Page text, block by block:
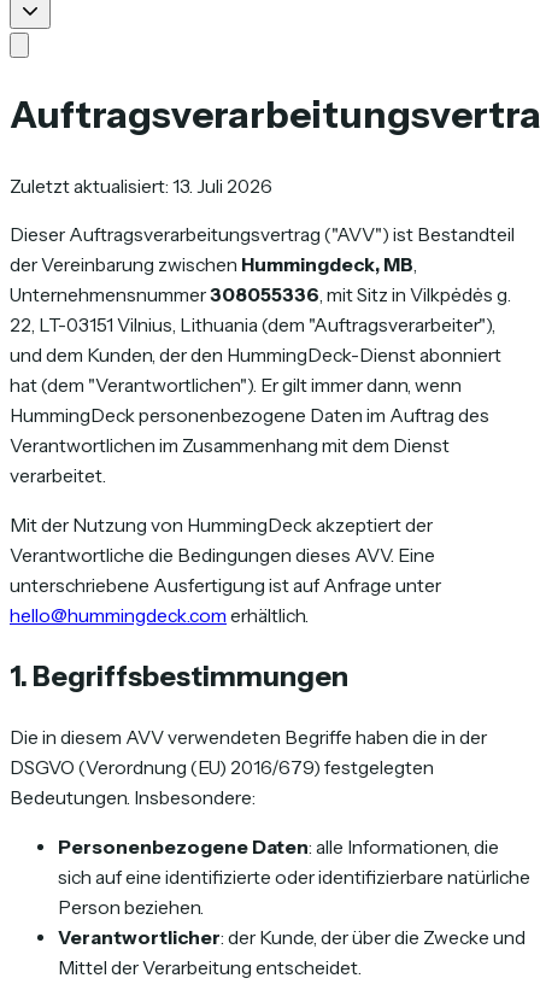
Zuletzt aktualisiert: 13. Juli 2026
Dieser Auftragsverarbeitungsvertrag ("AVV") ist Bestandteil
der Vereinbarung zwischen Hummingdeck, MB,
Unternehmensnummer308055336, mit Sitz in Vilkpėdės g.
22, LT-03151 Vilnius, Lithuania (dem "Auftragsverarbeiter"),
und dem Kunden, der den HummingDeck-Dienst abonniert
hat (dem "Verantwortlichen"). Er gilt immer dann, wenn
HummingDeck personenbezogene Daten im Auftrag des
Verantwortlichen im Zusammenhang mit dem Dienst
verarbeitet.
Mit der Nutzung von HummingDeck akzeptiert der
Verantwortliche die Bedingungen dieses AVV. Eine
unterschriebene Ausfertigung ist auf Anfrage unter
hello@hummingdeck.com erhältlich.
1. Begriffsbestimmungen
Die in diesem AVV verwendeten Begriffe haben die in der
DSGVO (Verordnung (EU) 2016/679) festgelegten
Bedeutungen. Insbesondere:
Personenbezogene Daten: alle Informationen, die
sich auf eine identifizierte oder identifizierbare natürliche
Person beziehen.
Verantwortlicher: der Kunde, der über die Zwecke und
Mittel der Verarbeitung entscheidet.